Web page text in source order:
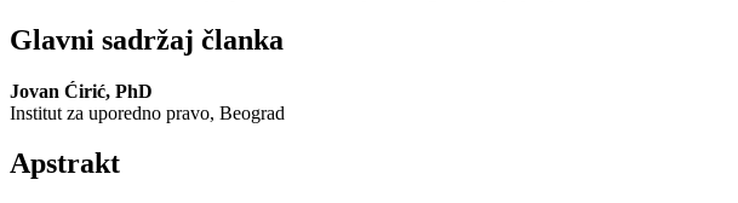
Glavni sadržaj članka
Jovan Ćirić, PhD
Institut za uporedno pravo, Beograd
Apstrakt